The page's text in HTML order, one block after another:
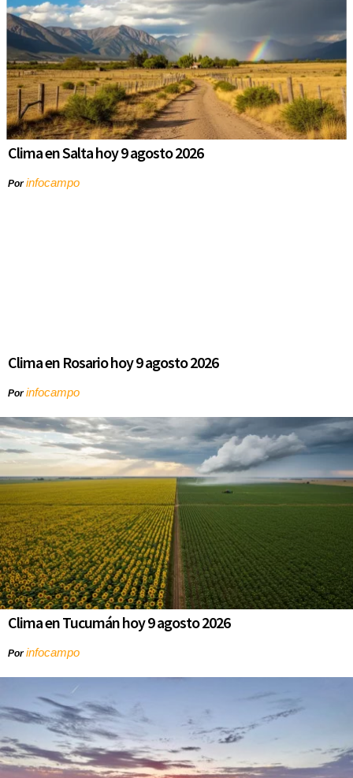
Clima en Salta hoy 9 agosto 2026
Porinfocampo
Clima en Rosario hoy 9 agosto 2026
Porinfocampo
Clima en Tucumán hoy 9 agosto 2026
Porinfocampo